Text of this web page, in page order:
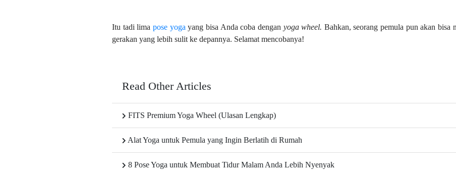
Itu tadi limapose yoga yang bisa Anda coba dengan yoga wheel. Bahkan, seorang pemula pun akan bisa
gerakan yang lebih sulit ke depannya. Selamat mencobanya!
Read Other Articles
FITS Premium Yoga Wheel (Ulasan Lengkap)
Alat Yoga untuk Pemula yang Ingin Berlatih di Rumah
8 Pose Yoga untuk Membuat Tidur Malam Anda Lebih Nyenyak